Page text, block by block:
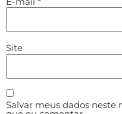
Site
Salvar meus dados neste